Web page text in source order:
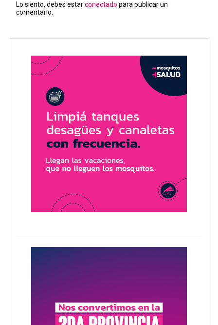
Lo siento, debes estarconectado para publicar un
comentario.